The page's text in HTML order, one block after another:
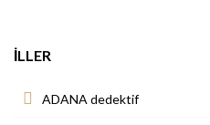
İLLER
ADANA dedektif